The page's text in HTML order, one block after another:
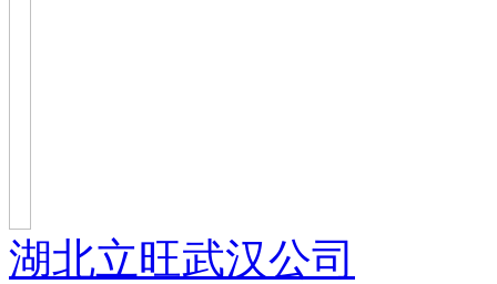
湖北立旺武汉公司